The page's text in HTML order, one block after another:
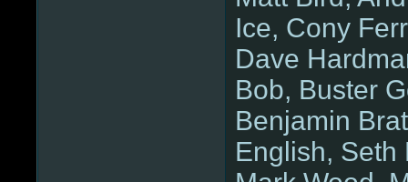
Ice, Cony
Dave
Bob, Buster
Benjamin
English, Seth